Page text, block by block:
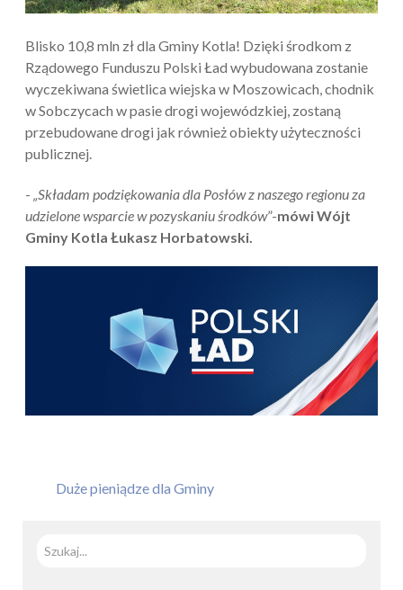
Blisko 10,8 mln zł dla Gminy Kotla! Dzięki środkom z
Rządowego Funduszu Polski Ład wybudowana zostanie
wyczekiwana świetlica wiejska w Moszowicach, chodnik
w Sobczycach w pasie drogi wojewódzkiej, zostaną
przebudowane drogi jak również obiekty użyteczności
publicznej.
- „Składam podziękowania dla Posłów z naszego regionu za
udzielone wsparcie w pozyskaniu środków”-mówi Wójt
Gminy Kotla Łukasz Horbatowski.
Duże pieniądze dla Gminy